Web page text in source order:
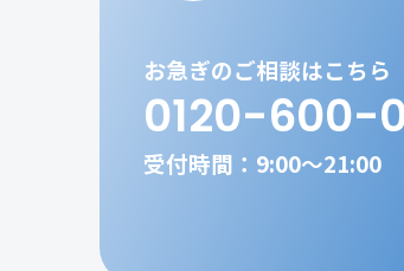
お急ぎのご相談はこちら
0120-600-
受付時間：9:00～21:00